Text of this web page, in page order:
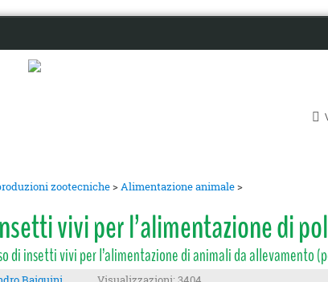
zootecniche>Alimentazione animale>
vivi per l’alimentazione di
di insetti vivi per l’alimentazione di animali da allevamento